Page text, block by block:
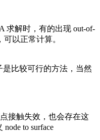
求解时，有的出现 out-of-
可以正常计算。
比较可行的方法，当然
接触失效，也会存在这
to surface